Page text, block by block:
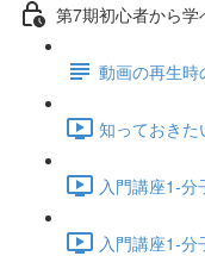
第7期初心者から
動画の再生時
知っておき
入門講座1-
入門講座1-